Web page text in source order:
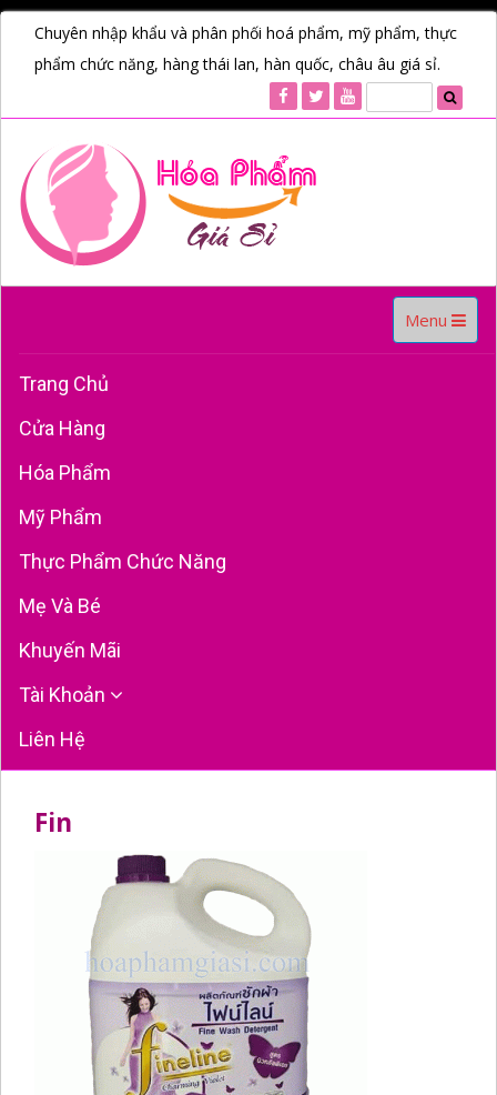
Chuyên nhập khẩu và phân phối hoá phẩm, mỹ phẩm, thực
phẩm chức năng, hàng thái lan, hàn quốc, châu âu giá sỉ.
Toggle
navigation
Menu
Trang Chủ
Cửa Hàng
Hóa Phẩm
Mỹ Phẩm
Thực Phẩm Chức Năng
Mẹ Và Bé
Khuyến Mãi
Tài Khoản
Liên Hệ
Fin